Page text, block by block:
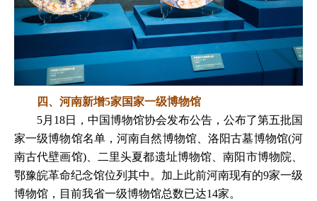
四、河南新增5家国家一级博物馆
5月18日，中国博物馆协会发布公告，公布了第五批国
家一级博物馆名单，河南自然博物馆、洛阳古墓博物馆(河
南古代壁画馆)、二里头夏都遗址博物馆、南阳市博物院、
鄂豫皖革命纪念馆位列其中。加上此前河南现有的9家一级
博物馆，目前我省一级博物馆总数已达14家。